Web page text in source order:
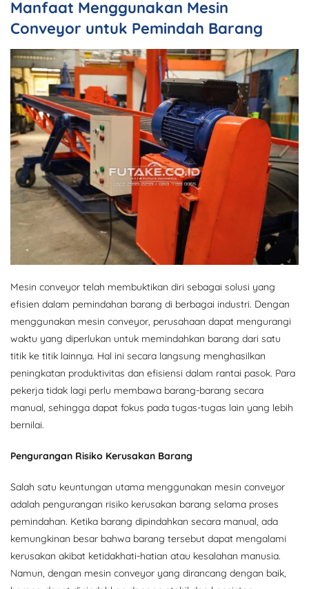
Manfaat Menggunakan Mesin
Conveyor untuk Pemindah Barang
Mesin conveyor telah membuktikan diri sebagai solusi yang
efisien dalam pemindahan barang di berbagai industri. Dengan
menggunakan mesin conveyor, perusahaan dapat mengurangi
waktu yang diperlukan untuk memindahkan barang dari satu
titik ke titik lainnya. Hal ini secara langsung menghasilkan
peningkatan produktivitas dan efisiensi dalam rantai pasok. Para
pekerja tidak lagi perlu membawa barang-barang secara
manual, sehingga dapat fokus pada tugas-tugas lain yang lebih
bernilai.
Pengurangan Risiko Kerusakan Barang
Salah satu keuntungan utama menggunakan mesin conveyor
adalah pengurangan risiko kerusakan barang selama proses
pemindahan. Ketika barang dipindahkan secara manual, ada
kemungkinan besar bahwa barang tersebut dapat mengalami
kerusakan akibat ketidakhati-hatian atau kesalahan manusia.
Namun, dengan mesin conveyor yang dirancang dengan baik,